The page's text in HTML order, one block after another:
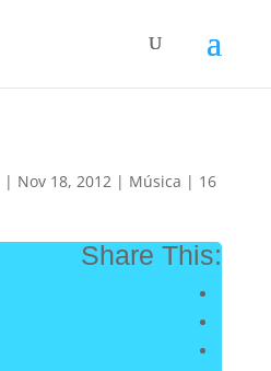
| Nov 18, 2012| Música | 16
Share This: